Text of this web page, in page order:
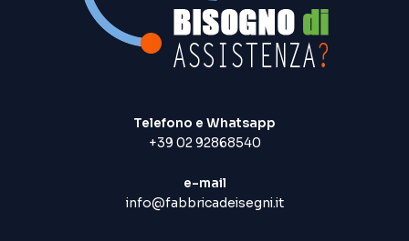
Telefono e Whatsapp
+39 02 92868540
e-mail
info@fabbricadeisegni.it